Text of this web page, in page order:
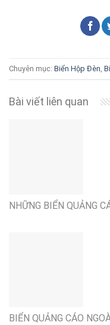
Chuyên mục: Biển Hộp Đèn
Bài viết liên quan
NHỮNG BIỂN QUẢNG
BIỂN QUẢNG CÁO